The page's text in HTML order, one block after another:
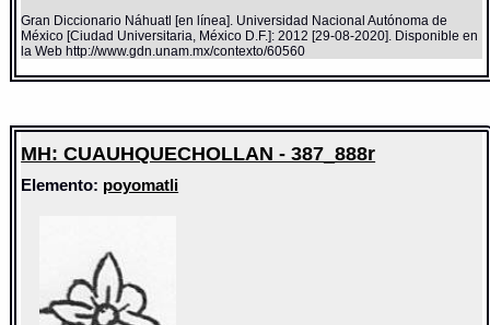
Gran Diccionario Náhuatl [en línea]. Universidad Nacional Autónoma de
México [Ciudad Universitaria, México D.F.]: 2012 [29-08-2020]. Disponible en
la Web http://www.gdn.unam.mx/contexto/60560
MH: CUAUHQUECHOLLAN - 387_888r
Elemento: poyomatli